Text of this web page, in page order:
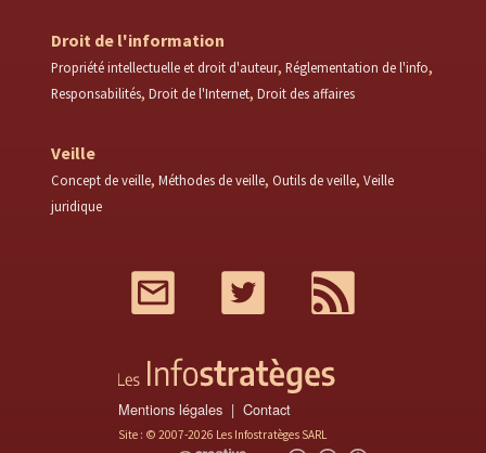
Droit de l'information
Propriété intellectuelle et droit d'auteur Réglementation de l'info
Responsabilités Droit de l'Internet Droit des affaires
Veille
Concept de veille Méthodes de veille Outils de veille Veille
juridique
Twitter
Mentions légales Contact
Site : © 2007-2026 Les Infostratèges SARL